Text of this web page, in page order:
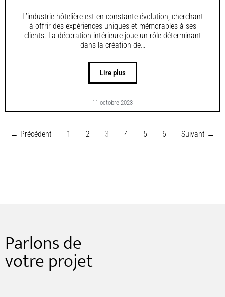
L’industrie hôtelière est en constante évolution, cherchant
à offrir des expériences uniques et mémorables à ses
clients. La décoration intérieure joue un rôle déterminant
dans la création de…
Lire plus
11 octobre 2023
← Précédent 1 2 3 4 5 6 Suivant →
Parlons de
votre projet